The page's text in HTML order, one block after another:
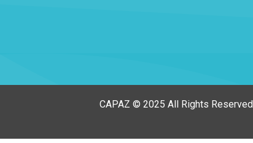
CAPAZ © 2025 All Rights Reserved